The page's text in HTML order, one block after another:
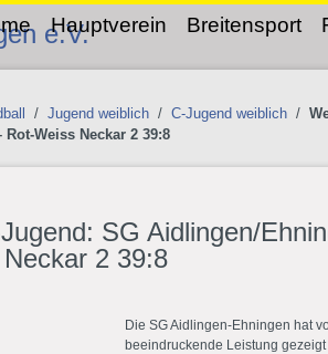
Hauptverein Breitensport
/ Jugend weiblich / C-Jugend weiblich /
Weiss Neckar 2 39:8
SG Aidlingen/
2 39:8
Die SG Aidlingen-Ehningen hat
beeindruckende Leistung